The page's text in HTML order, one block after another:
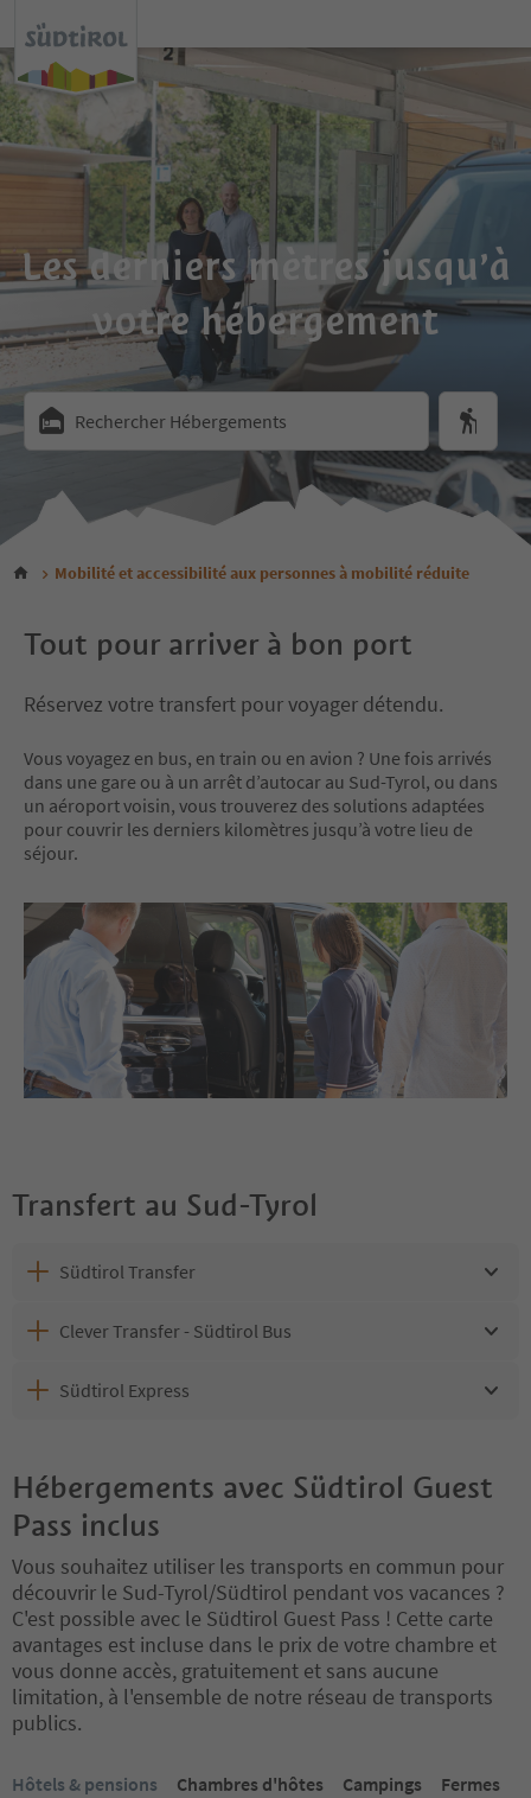
Les derniers mètres jusqu’à
votre hébergement
Rechercher Hébergements
Mobilité et accessibilité aux personnes à mobilité réduite
Tout pour arriver à bon port
Réservez votre transfert pour voyager détendu.
Vous voyagez en bus, en train ou en avion ? Une fois arrivés
dans une gare ou à un arrêt d’autocar au Sud-Tyrol, ou dans
un aéroport voisin, vous trouverez des solutions adaptées
pour couvrir les derniers kilomètres jusqu’à votre lieu de
séjour.
Transfert au Sud-Tyrol
Südtirol Transfer
Clever Transfer - Südtirol Bus
Südtirol Express
Hébergements avec Südtirol Guest
Pass inclus
Vous souhaitez utiliser les transports en commun pour
découvrir le Sud-Tyrol/Südtirol pendant vos vacances ?
C'est possible avec le Südtirol Guest Pass ! Cette carte
avantages est incluse dans le prix de votre chambre et
vous donne accès, gratuitement et sans aucune
limitation, à l'ensemble de notre réseau de transports
publics.
Hôtels & pensions Chambres d'hôtes Campings Fermes